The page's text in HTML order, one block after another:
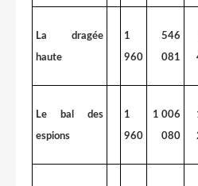
La dragée
haute
1
960
546
081
Le bal des
espions
1
960
1 006
080